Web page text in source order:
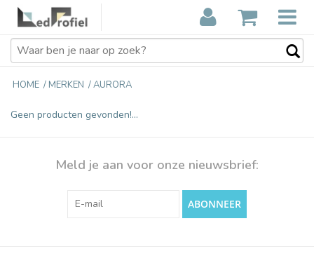
HOME / MERKEN /AURORA
Geen producten gevonden!...
Meld je aan voor onze nieuwsbrief:
ABONNEER